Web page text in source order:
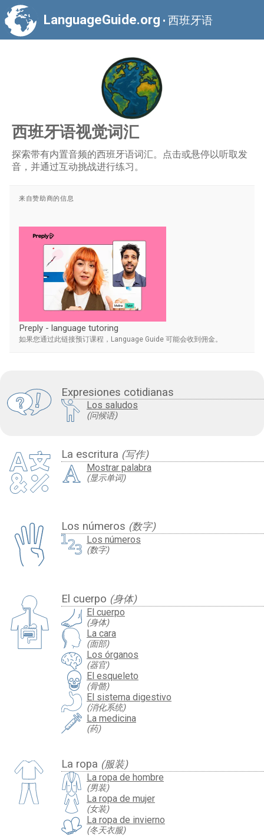
LanguageGuide.org • 西班牙语
西班牙语视觉词汇
探索带有内置音频的西班牙语词汇。点击或悬停以听取发
音，并通过互动挑战进行练习。
Expresiones cotidianas
Los saludos
(问候语)
La escritura (写作)
Mostrar palabra
(显示单词)
Los números (数字)
Los números
(数字)
El cuerpo (身体)
El cuerpo
(身体)
La cara
(面部)
Los órganos
(器官)
El esqueleto
(骨骼)
El sistema digestivo
(消化系统)
La medicina
(药)
La ropa (服装)
La ropa de hombre
(男装)
La ropa de mujer
(女装)
La ropa de invierno
(冬天衣服)
来自赞助商的信息
Preply - language tutoring
如果您通过此链接预订课程，Language Guide 可能会收到佣金。